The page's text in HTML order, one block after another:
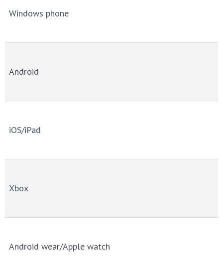
Windows phone
Android
iOS/iPad
Xbox
Android wear/Apple watch